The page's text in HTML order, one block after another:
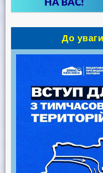
До уваги